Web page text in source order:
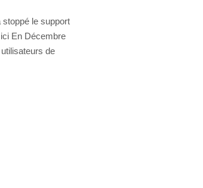
stoppé le support
En Décembre
de